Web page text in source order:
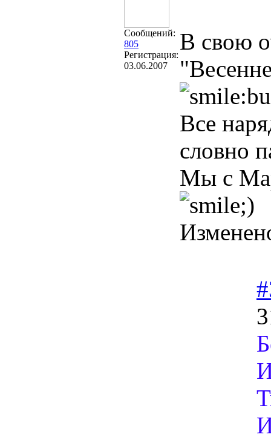
Сообщений:
805
Регистрация:
03.06.2007
В свою
Все
словно
Мы с